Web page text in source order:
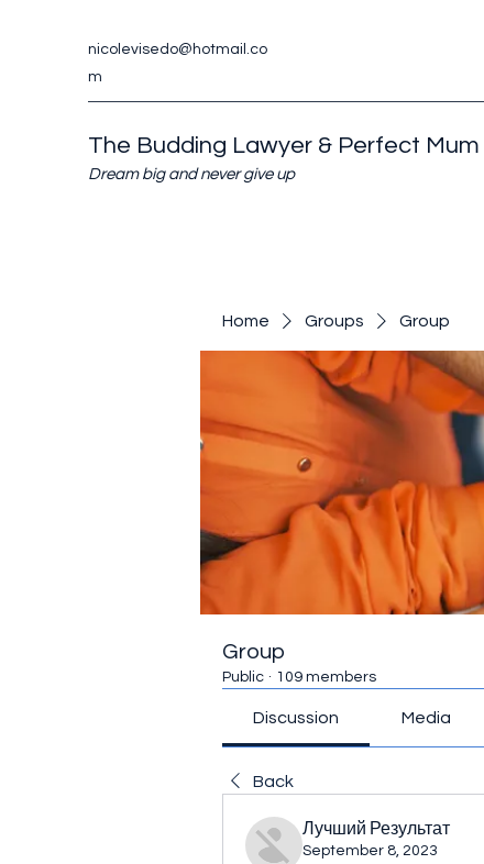
nicolevisedo@hotmail.co
m
The Budding Lawyer & Perfect Mum
Dream big and never give up
Home Groups Group
Group
Public · 109 members
Discussion Media
Back
Лучший Результат
September 8, 2023